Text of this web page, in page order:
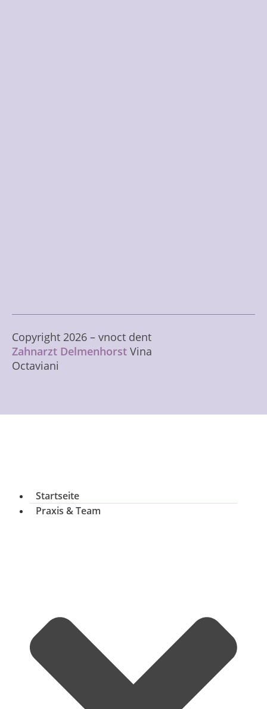
Copyright 2026 – vnoct dent
Zahnarzt Delmenhorst Vina
Octaviani
Startseite
Praxis & Team